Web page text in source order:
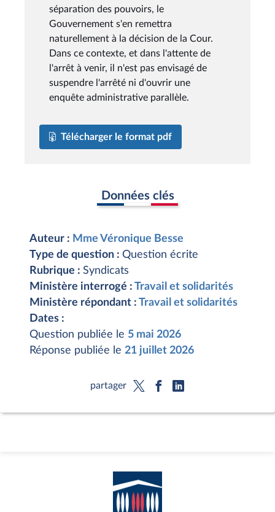
séparation des pouvoirs, le
Gouvernement s'en remettra
naturellement à la décision de la Cour.
Dans ce contexte, et dans l'attente de
l'arrêt à venir, il n'est pas envisagé de
suspendre l'arrêté ni d'ouvrir une
enquête administrative parallèle.
Télécharger le format pdf
Données clés
Auteur : Mme Véronique Besse
Type de question : Question écrite
Rubrique : Syndicats
Ministère interrogé : Travail et solidarités
Ministère répondant : Travail et solidarités
Dates :
Question publiée le 5 mai 2026
Réponse publiée le 21 juillet 2026
partager